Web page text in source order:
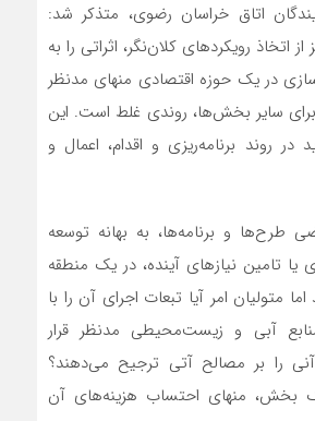
اتاق خراسان رضوی، متذکر شد:
اتخاذ رویکردهای کلان‌نگر، اثراتی را به
در یک حوزه اقتصادی منهای مدنظر
برای سایر بخش‌ها، روندی غلط است. این
در روند برنامه‌ریزی و اقدام، اعمال و
طرح‌ها و برنامه‌ها، به بهانه توسعه
یا تامین نیازهای آینده، در یک منطقه
متولیان امر آیا تبعات اجرای آن‌ را با
آبی و زیست‌محیطی مدنظر قرار
را بر مصالح آتی ترجیح می‌دهند؟
بخش، منهای احتساب هزینه‌های آن